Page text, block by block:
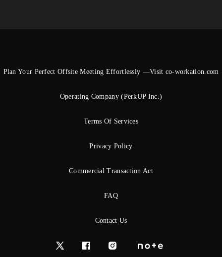
Plan Your Perfect Offsite Meeting Effortlessly —Visit co-workation.com
Operating Company (PerkUP Inc.)
Terms Of Services
Privacy Policy
Commercial Transaction Act
FAQ
Contact Us